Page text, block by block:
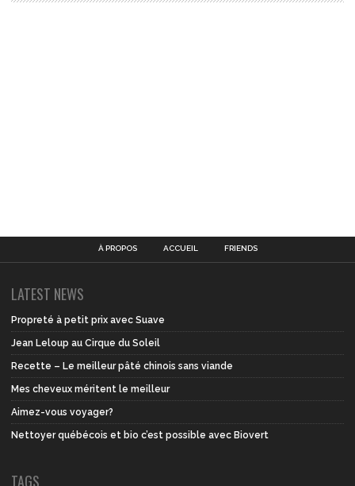
À PROPOS ACCUEIL FRIENDS
LATEST NEWS
Propreté à petit prix avec Suave
Jean Leloup au Cirque du Soleil
Recette – Le meilleur pâté chinois sans viande
Mes cheveux méritent le meilleur
Aimez-vous voyager?
Nettoyer québécois et bio c’est possible avec Biovert
TAGS